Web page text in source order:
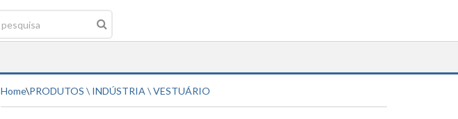
Home\PRODUTOS \ INDÚSTRIA \ VESTUÁRIO